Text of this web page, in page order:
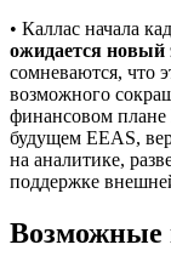
• Каллас начала
ожидается новый
сомневаются, что
возможного
финансовом плане
будущем EEAS,
на аналитике,
поддержке
Возможные